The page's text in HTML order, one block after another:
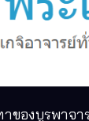
ของบูรพาจา